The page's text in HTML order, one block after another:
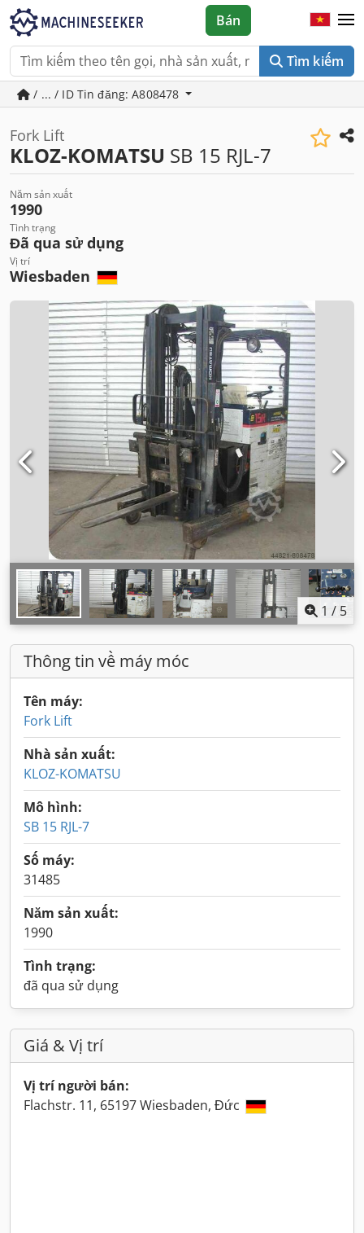
Tìm kiếm
Bán
/ ... / ID Tin đăng: A808478
Fork Lift
KLOZ-KOMATSU SB 15 RJL-7
Năm sản xuất
1990
Tình trạng
Đã qua sử dụng
Vị trí
Wiesbaden
1 / 5
Thông tin về máy móc
Tên máy:
Fork Lift
Nhà sản xuất:
KLOZ-KOMATSU
Mô hình:
SB 15 RJL-7
Số máy:
31485
Năm sản xuất:
1990
Tình trạng:
đã qua sử dụng
Giá & Vị trí
Vị trí người bán:
Flachstr. 11, 65197 Wiesbaden, Đức